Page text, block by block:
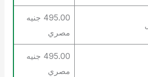
495.00 جنيه
مصري
495.00 جنيه
مصري